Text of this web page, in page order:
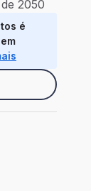
2050
é